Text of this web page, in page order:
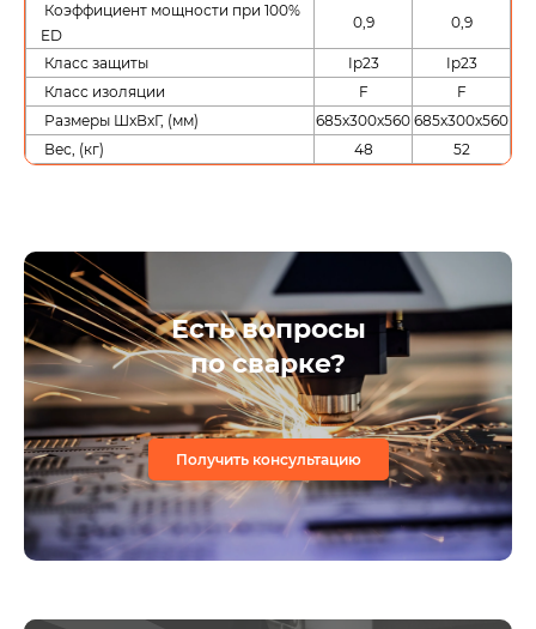
Коэффициент мощности при 100%
ED
0,9 0,9
Класс защиты Ip23
Ip23
Класс изоляции
F
F
Размеры ШxВxГ, (мм)
685х300х560 685х300х560
Вес, (кг)
48 52
Есть вопросы
по сварке?
Получить консультацию